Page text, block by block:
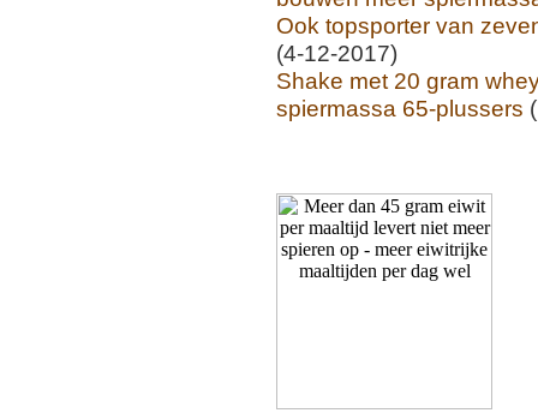
Ook topsporter van
(4-12-2017)
Shake met 20 gram
spiermassa 65-plussers